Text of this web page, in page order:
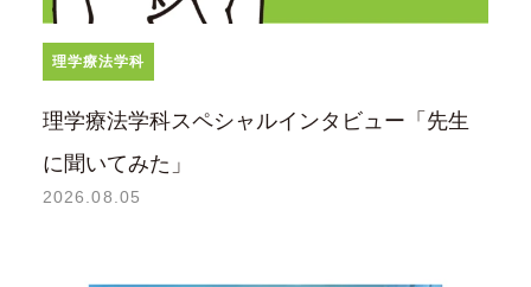
理学療法学科
理学療法学科スペシャルインタビュー「先生
に聞いてみた」
2026.08.05